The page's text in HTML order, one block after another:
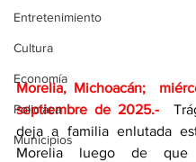
Entretenimiento
Cultura
Economía
Policíaca
Municipios
Morelia, Michoacán;
septiembre de 2025.-
deja a familia enlutada
Morelia luego de